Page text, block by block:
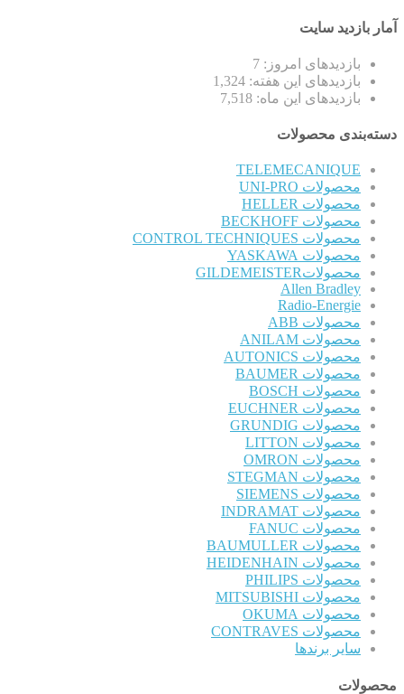
آمار بازدید سایت
بازدیدهای امروز: 7
بازدیدهای این هفته: 1,324
بازدیدهای این ماه: 7,518
دسته‌بندی محصولات
TELEMECANIQUE
محصولات UNI-PRO
محصولات HELLER
محصولات BECKHOFF
محصولات CONTROL TECHNIQUES
محصولات YASKAWA
محصولاتGILDEMEISTER
Allen Bradley
Radio-Energie
محصولات ABB
محصولات ANILAM
محصولات AUTONICS
محصولات BAUMER
محصولات BOSCH
محصولات EUCHNER
محصولات GRUNDIG
محصولات LITTON
محصولات OMRON
محصولات STEGMAN
محصولات SIEMENS
محصولات INDRAMAT
محصولات FANUC
محصولات BAUMULLER
محصولات HEIDENHAIN
محصولات PHILIPS
محصولات MITSUBISHI
محصولات OKUMA
محصولات CONTRAVES
سایر برندها
محصولات